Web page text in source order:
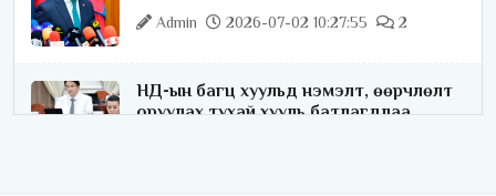
Admin 2026-07-02 10:27:55 2
НД-ын багц хуульд нэмэлт, өөрчлөлт
оруулах тухай хууль батлагдлаа